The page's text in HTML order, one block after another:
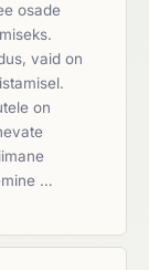
osade
vaid on
on
…